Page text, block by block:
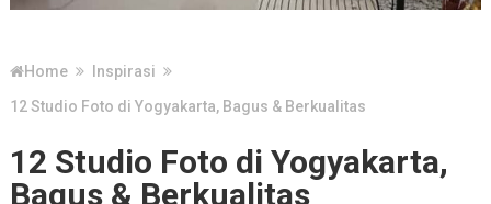
Home
Inspirasi
12 Studio Foto di Yogyakarta, Bagus & Berkualitas
12 Studio Foto di Yogyakarta,
Bagus & Berkualitas